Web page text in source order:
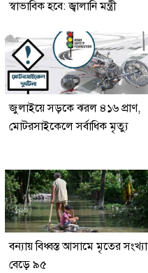
স্বাভাবিক হবে: জ্বালানি মন্ত্রী
জুলাইয়ে সড়কে ঝরল ৪১৬ প্রাণ,
মোটরসাইকেলে সর্বাধিক মৃত্যু
বন্যায় বিধ্বস্ত আসামে মৃতের সংখ্যা
বেড়ে ৯৫